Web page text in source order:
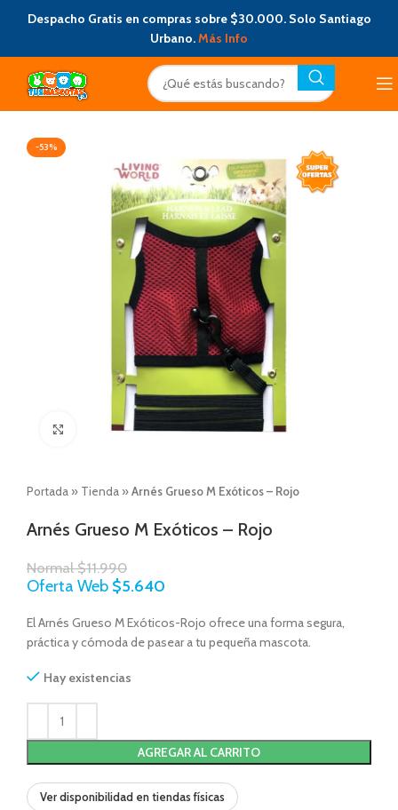
Despacho Gratis en compras sobre $30.000. Solo Santiago
Urbano.Más Info
-53%
Click to enlarge
Portada » Tienda »Arnés Grueso M Exóticos – Rojo
Arnés Grueso M Exóticos – Rojo
Normal$11.990
Oferta Web $5.640
El Arnés Grueso M Exóticos-Rojo ofrece una forma segura,
práctica y cómoda de pasear a tu pequeña mascota.
Hay existencias
AGREGAR AL CARRITO
Ver disponibilidad en tiendas físicas